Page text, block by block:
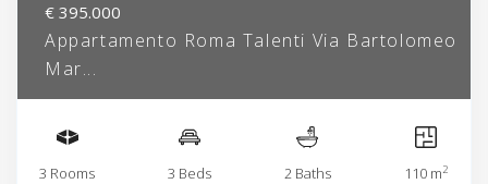
€ 395.000
Appartamento Roma Talenti Via Bartolomeo
Mar...
3 Rooms 3 Beds 2 Baths 110 m2